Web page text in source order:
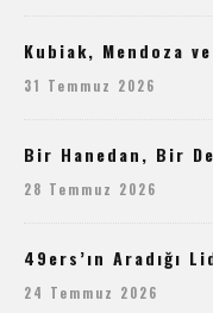
Kubiak, Mendoza
31 Temmuz 2026
Bir Hanedan, Bir
28 Temmuz 2026
49ers’ın Aradığı
24 Temmuz 2026